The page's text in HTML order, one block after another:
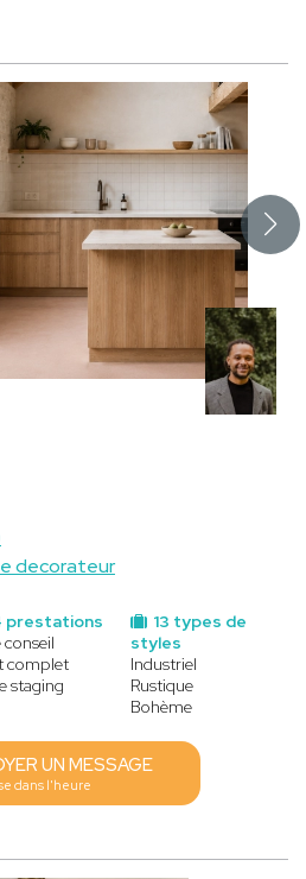
decorateur
13 types de
styles
Industriel
Rustique
Bohème
prestations
conseil
complet
staging
UN MESSAGE
dans l'heure